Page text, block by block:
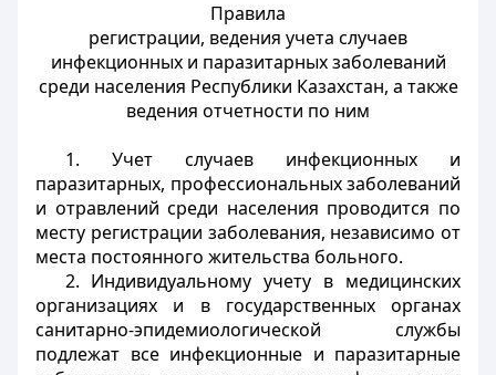
Правила
регистрации, ведения учета случаев
инфекционных и паразитарных заболеваний
среди населения Республики Казахстан, а также
ведения отчетности по ним
1. Учет случаев инфекционных и
паразитарных, профессиональных заболеваний
и отравлений среди населения проводится по
месту регистрации заболевания, независимо от
места постоянного жительства больного.
2. Индивидуальному учету в медицинских
организациях и в государственных органах
санитарно-эпидемиологической службы
подлежат все инфекционные и паразитарные